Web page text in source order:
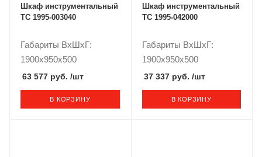
Шкаф инструментальный
ТС 1995-003040
Габариты ВxШxГ:
1900x950x500
63 577 руб. /шт
В КОРЗИНУ
Шкаф инструментальный
ТС 1995-042000
Габариты ВxШxГ:
1900x950x500
37 337 руб. /шт
В КОРЗИНУ